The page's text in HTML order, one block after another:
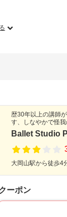
歴30年以上の講師
す、しなやかで怪我
Ballet Studio
大岡山駅から徒歩4
ーポン